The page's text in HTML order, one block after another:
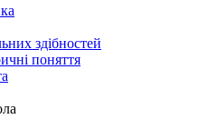
здібностей
поняття